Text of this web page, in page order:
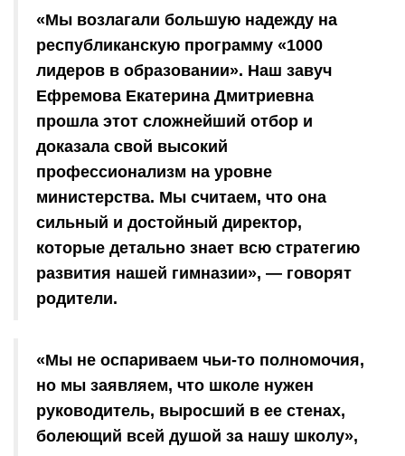
«Мы возлагали большую надежду на
республиканскую программу «1000
лидеров в образовании». Наш завуч
Ефремова Екатерина Дмитриевна
прошла этот сложнейший отбор и
доказала свой высокий
профессионализм на уровне
министерства. Мы считаем, что она
сильный и достойный директор,
которые детально знает всю стратегию
развития нашей гимназии», — говорят
родители.
«Мы не оспариваем чьи-то полномочия,
но мы заявляем, что школе нужен
руководитель, выросший в ее стенах,
болеющий всей душой за нашу школу»,